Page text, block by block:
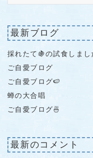
最新ブログ
採れたて🍇の試食しまし
ご自愛ブログ
ご自愛ブログ🍉
蝉の大合唱
ご自愛ブログ🍜
最新のコメント